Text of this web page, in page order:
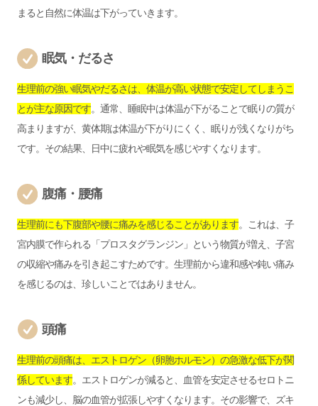
まると自然に体温は下がっていきます。
眠気・だるさ
生理前の強い眠気やだるさは、体温が高い状態で安定してしまうこ
とが主な原因です。通常、睡眠中は体温が下がることで眠りの質が
高まりますが、黄体期は体温が下がりにくく、眠りが浅くなりがち
です。その結果、日中に疲れや眠気を感じやすくなります。
腹痛・腰痛
生理前にも下腹部や腰に痛みを感じることがあります。これは、子
宮内膜で作られる「プロスタグランジン」という物質が増え、子宮
の収縮や痛みを引き起こすためです。生理前から違和感や鈍い痛み
を感じるのは、珍しいことではありません。
頭痛
生理前の頭痛は、エストロゲン（卵胞ホルモン）の急激な低下が関
係しています。エストロゲンが減ると、血管を安定させるセロトニ
ンも減少し、脳の血管が拡張しやすくなります。その影響で、ズキ